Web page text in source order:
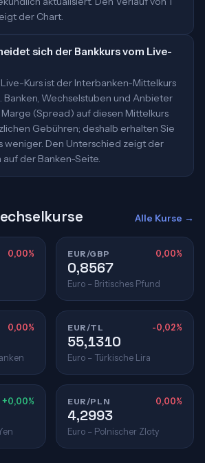
der Chart.
sich der Bankkurs vom Live-
Kurs ist der Interbanken-Mittelkurs
Wechselstuben und Anbieter
(Spread) auf diesen Mittelkurs
Gebühren; deshalb erhalten Sie
weniger. Den Unterschied zeigt der
der Banken-Seite.
Alle Kurse →
0,00% EUR/GBP 0,00%
0,8567
Euro – Britisches Pfund
0,00% EUR/TL -0,02%
55,1310
Euro – Türkische Lira
+0,00% EUR/PLN 0,00%
4,2993
Euro – Polnischer Zloty